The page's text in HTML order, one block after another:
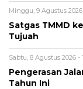
Minggu, 9 Agustus
Satgas TMMD
Tujuah
Sabtu, 8 Agustus 2026 -
Pengerasan
Tahun Ini